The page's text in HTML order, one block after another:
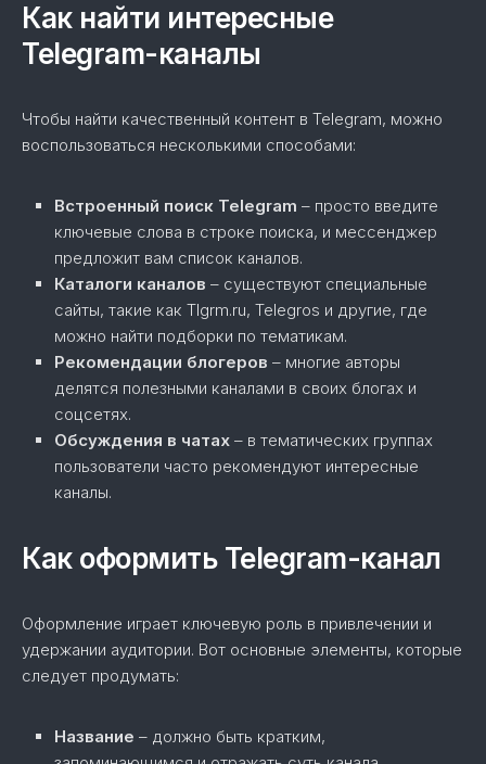
Как найти интересные
Telegram-каналы
Чтобы найти качественный контент в Telegram, можно
воспользоваться несколькими способами:
Встроенный поиск Telegram – просто введите
ключевые слова в строке поиска, и мессенджер
предложит вам список каналов.
Каталоги каналов – существуют специальные
сайты, такие как Tlgrm.ru, Telegros и другие, где
можно найти подборки по тематикам.
Рекомендации блогеров – многие авторы
делятся полезными каналами в своих блогах и
соцсетях.
Обсуждения в чатах – в тематических группах
пользователи часто рекомендуют интересные
каналы.
Как оформить Telegram-канал
Оформление играет ключевую роль в привлечении и
удержании аудитории. Вот основные элементы, которые
следует продумать:
Название – должно быть кратким,